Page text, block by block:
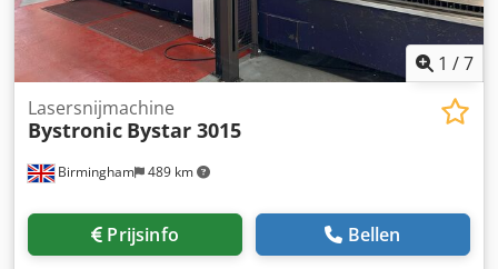
1 /7
Birmingham 489 km
Lasersnijmachine
Bystronic Bystar 3015
Prijsinfo Bellen